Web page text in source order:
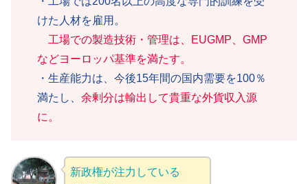
けた人材を雇用。
工場での製造技術・管理は、EUGMP、GMP
などヨーロッパ基準を満たす。
・生産能力は、今後15年間の国内需要を100％
満たし、 余剰分は輸出して貴重な外貨収入源
に。
新政権が注力している